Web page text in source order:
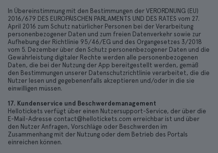
In Übereinstimmung mit den Bestimmungen der VERORDNUNG (EU)
2016/679 DES EUROPÄISCHEN PARLAMENTS UND DES RATES vom 27.
April 2016 zum Schutz natürlicher Personen bei der Verarbeitung
personenbezogener Daten und zum freien Datenverkehr sowie zur
Aufhebung der Richtlinie 95/46/EG und des Organgesetzes 3/2018
vom 5. Dezember über den Schutz personenbezogener Daten und die
Gewährleistung digitaler Rechte werden alle personenbezogenen
Daten, die bei der Nutzung der App bereitgestellt werden, gemäß
den Bestimmungen unserer Datenschutzrichtlinie verarbeitet, die die
Nutzer lesen und gegebenenfalls akzeptieren und/oder in die sie
einwilligen müssen.
17. Kundenservice und Beschwerdemanagement
Hellotickets verfügt über einen Nutzersupport-Service, der über die
E-Mail-Adresse contact@hellotickets.com erreichbar ist und über
den Nutzer Anfragen, Vorschläge oder Beschwerden im
Zusammenhang mit der Nutzung oder dem Betrieb des Portals
einreichen können.